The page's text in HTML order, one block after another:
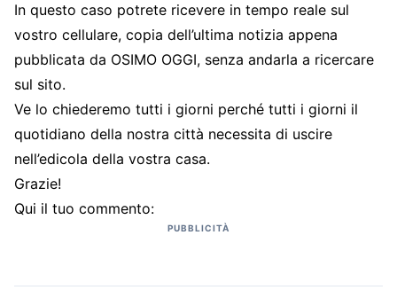
In questo caso potrete ricevere in tempo reale sul
vostro cellulare, copia dell’ultima notizia appena
pubblicata da OSIMO OGGI, senza andarla a ricercare
sul sito.
Ve lo chiederemo tutti i giorni perché tutti i giorni il
quotidiano della nostra città necessita di uscire
nell’edicola della vostra casa.
Grazie!
Qui il tuo commento:
PUBBLICITÀ